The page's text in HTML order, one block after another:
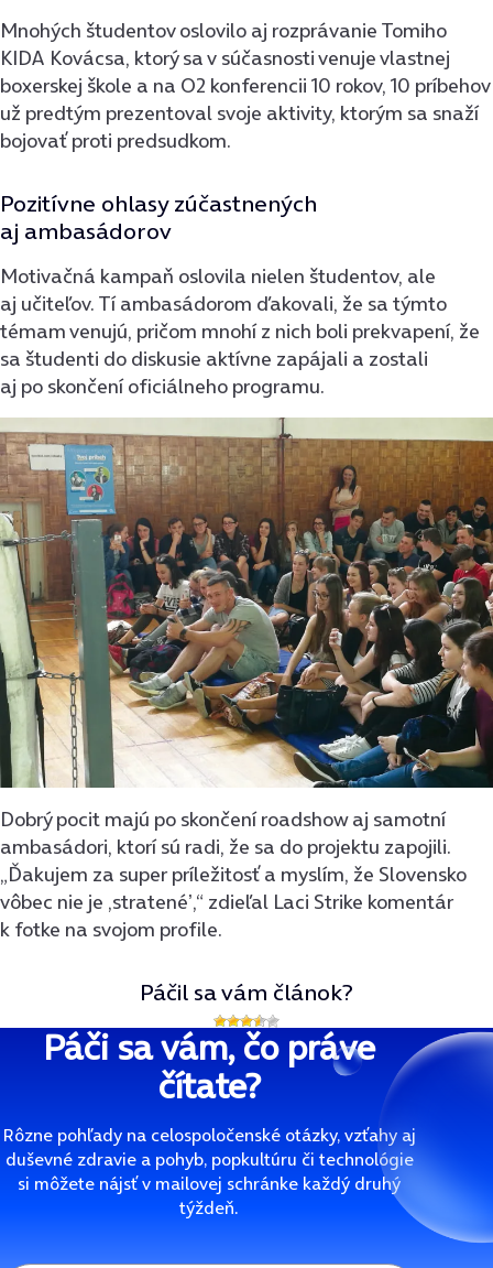
Mnohých študentov oslovilo aj rozprávanie Tomiho
KIDA Kovácsa, ktorý sa v súčasnosti venuje vlastnej
boxerskej škole a na O2 konferencii 10 rokov, 10 príbehov
už predtým prezentoval svoje aktivity, ktorým sa snaží
bojovať proti predsudkom.
Pozitívne ohlasy zúčastnených
aj ambasádorov
Motivačná kampaň oslovila nielen študentov, ale
aj učiteľov. Tí ambasádorom ďakovali, že sa týmto
témam venujú, pričom mnohí z nich boli prekvapení, že
sa študenti do diskusie aktívne zapájali a zostali
aj po skončení oficiálneho programu.
Dobrý pocit majú po skončení roadshow aj samotní
ambasádori, ktorí sú radi, že sa do projektu zapojili.
„Ďakujem za super príležitosť a myslím, že Slovensko
vôbec nie je ,stratenéʼ,“ zdieľal Laci Strike komentár
k fotke na svojom profile.
Páčil sa vám článok?
Páči sa vám, čo práve
čítate?
Rôzne pohľady na celospoločenské otázky, vzťahy aj
duševné zdravie a pohyb, popkultúru či technológie
si môžete nájsť v mailovej schránke každý druhý
týždeň.